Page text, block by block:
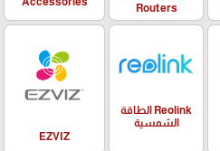
Routers
Reolink الطاقة
الشمسية
EZVIZ